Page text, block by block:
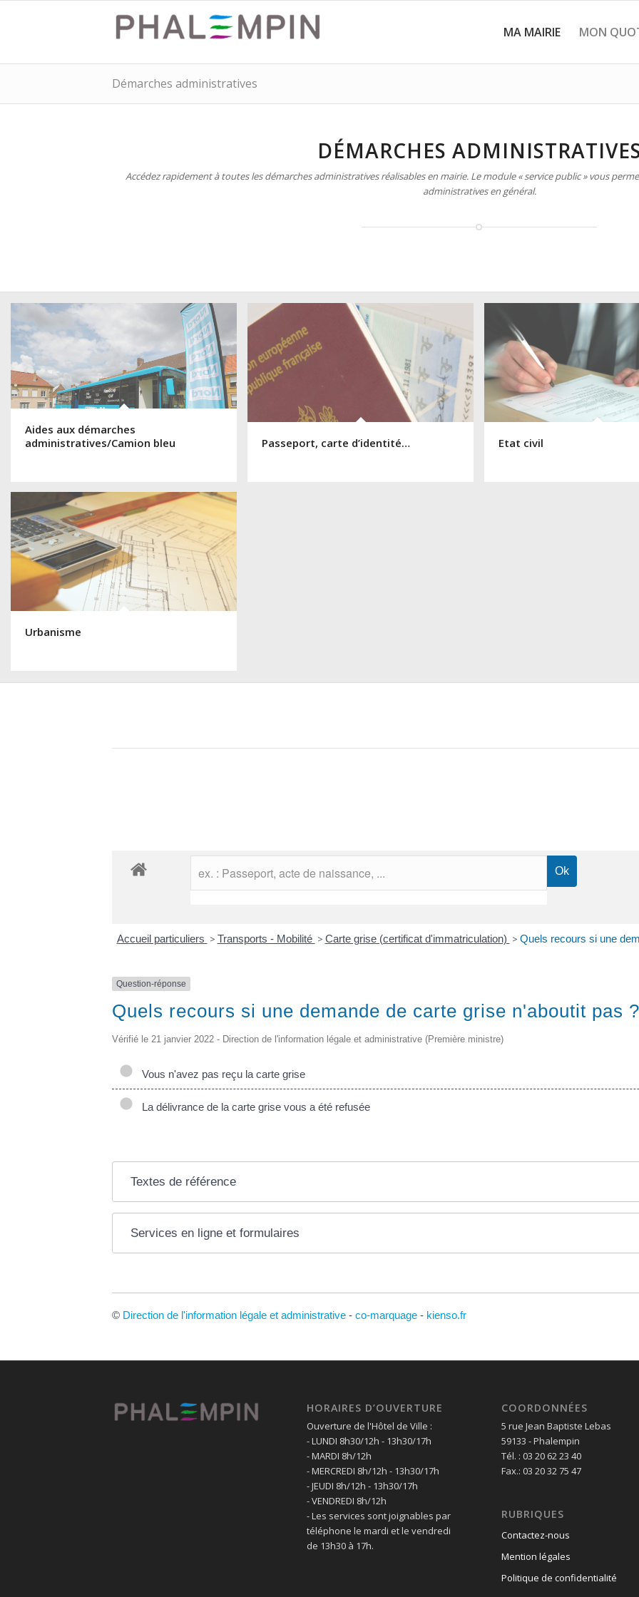
MA MAIRIE MON
Démarches administratives
DÉMARCHES
Accédez rapidement à toutes les démarches administratives réalisables en mairie. Le module « service public » vous
administratives en général.
Aides aux démarches
administratives/Camion bleu
Passeport, carte d’identité… Etat civil
Urbanisme
Accueil particuliers > Transports - Mobilité > Carte grise (certificat d'immatriculation) > Quels recours si une
Question-réponse
Quels recours si une demande de carte grise n'aboutit pas ?
Vérifié le 21 janvier 2022 - Direction de l'information légale et administrative (Première ministre)
Vous n'avez pas reçu la carte grise
La délivrance de la carte grise vous a été refusée
Textes de référence
Services en ligne et formulaires
© Direction de l'information légale et administrative - co-marquage - kienso.fr
HORAIRES D’OUVERTURE
Ouverture de l'Hôtel de Ville :
- LUNDI 8h30/12h - 13h30/17h
- MARDI 8h/12h
- MERCREDI 8h/12h - 13h30/17h
- JEUDI 8h/12h - 13h30/17h
- VENDREDI 8h/12h
- Les services sont joignables par
téléphone le mardi et le vendredi
de 13h30 à 17h.
COORDONNÉES
5 rue Jean Baptiste Lebas
59133 - Phalempin
Tél. : 03 20 62 23 40
Fax.: 03 20 32 75 47
RUBRIQUES
Contactez-nous
Mention légales
Politique de confidentialité